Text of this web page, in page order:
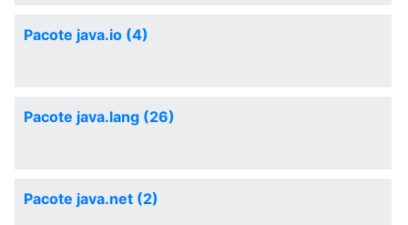
Pacote java.io (4)
Pacote java.lang (26)
Pacote java.net (2)